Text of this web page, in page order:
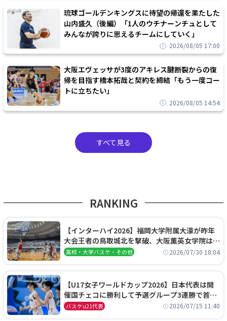
琉球ゴールデンキングスに待望の帰還を果たした
山内盛久（後編）「1人のウチナーンチュとして
みんなが誇りに思えるチームにしていく」
2026/08/05 17:00
大阪エヴェッサが3度のアキレス腱断裂からの復
帰を目指す橋本拓哉と契約を締結「もう一度コー
トに立ちたい」
2026/08/05 14:54
すべて見る
RANKING
【インターハイ2026】福岡大学附属大濠が昨年
大会王者の鳥取城北を撃破、大阪薫英女学院は岐
阜女子に完勝、大会3日目試合結果
高校・大学バスケ・その他 2026/07/30 18:04
【U17女子ワールドカップ2026】日本代表は開
催国チェコに勝利して予選グループ3連勝で首位
通過！準々決勝の相手はエジプトに決定
バスケu21代表 2026/07/15 11:40